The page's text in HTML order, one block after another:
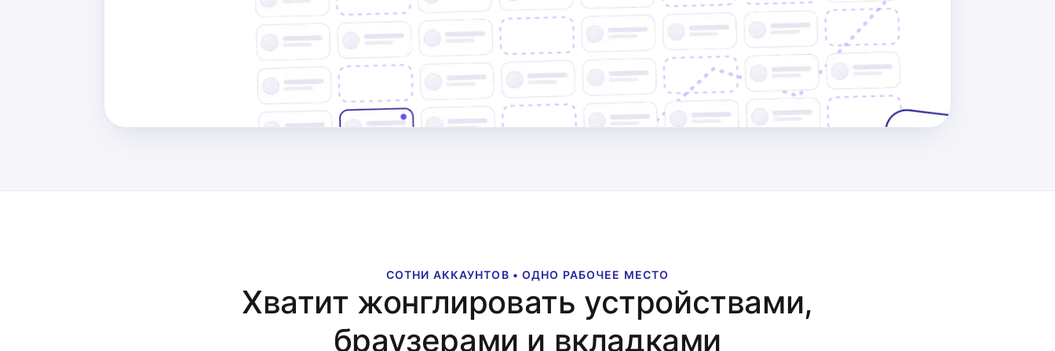
СОТНИ АККАУНТОВ • ОДНО РАБОЧЕЕ МЕСТО
Хватит жонглировать устройствами,
браузерами и вкладками